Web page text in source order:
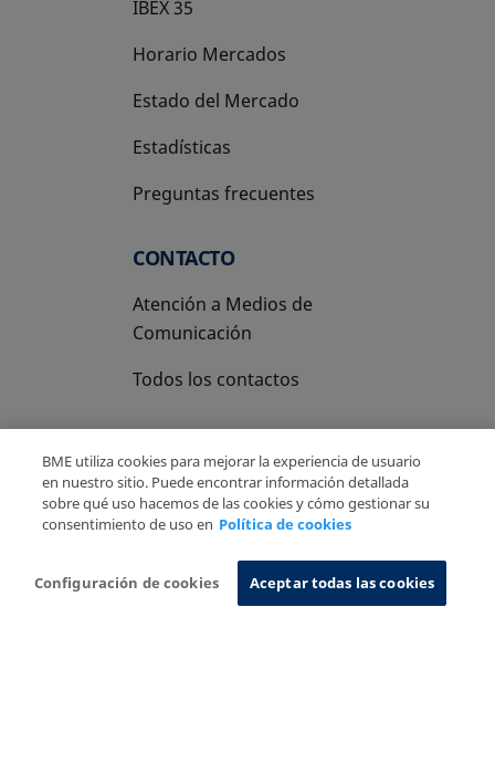
IBEX 35
Horario Mercados
Estado del Mercado
Estadísticas
Preguntas frecuentes
CONTACTO
Atención a Medios de
Comunicación
Todos los contactos
Copyright Ⓒ BME 2026
Aviso Legal
Sistema de Información
BME utiliza cookies para mejorar la experiencia de usuario
en nuestro sitio. Puede encontrar información detallada
sobre qué uso hacemos de las cookies y cómo gestionar su
consentimiento de uso en Política de cookies
Configuración de cookies Aceptar todas las cookies